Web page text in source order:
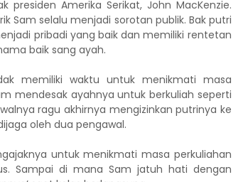
Amerika Serikat, John MacKenzie.
Sam selalu menjadi sorotan publik. Bak putri
pribadi yang baik dan memiliki rentetan
baik sang ayah.
memiliki waktu untuk menikmati masa
mendesak ayahnya untuk berkuliah seperti
ragu akhirnya mengizinkan putrinya ke
oleh dua pengawal.
untuk menikmati masa perkuliahan
Sampai di mana Sam jatuh hati dengan